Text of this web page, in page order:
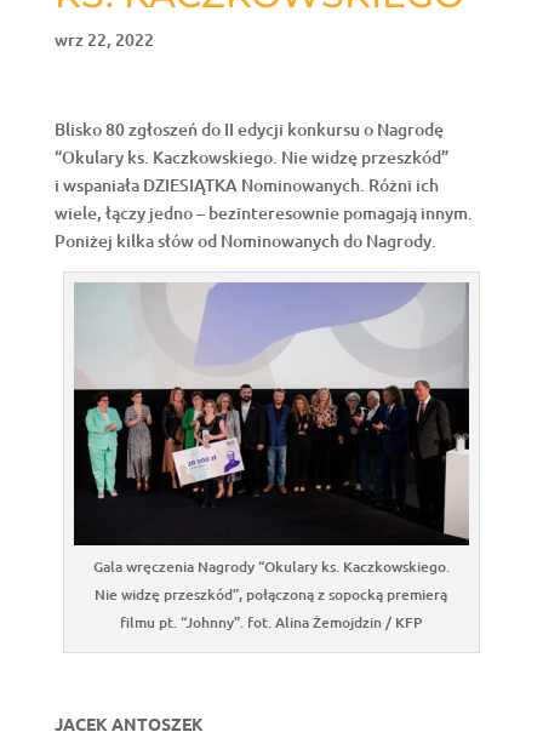
wrz 22, 2022
Blisko 80 zgłoszeń do II edycji konkursu o Nagrodę
“Okulary ks. Kaczkowskiego. Nie widzę przeszkód”
i wspaniała DZIESIĄTKA Nominowanych. Różni ich
wiele, łączy jedno – bezinteresownie pomagają innym.
Poniżej kilka słów od Nominowanych do Nagrody.
Gala wręczenia Nagrody “Okulary ks. Kaczkowskiego.
Nie widzę przeszkód”, połączoną z sopocką premierą
filmu pt. “Johnny”. fot. Alina Żemojdzin / KFP
JACEK ANTOSZEK